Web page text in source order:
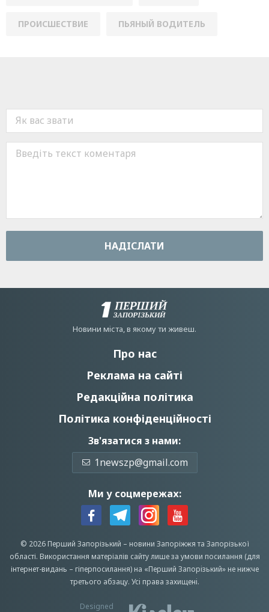
ПРОИСШЕСТВИЕ ПЬЯНЫЙ ВОДИТЕЛЬ
НАДIСЛАТИ
Новини мiста, в якому ти живеш.
Про нас
Реклама на сайті
Редакційна політика
Політика конфіденційності
Зв'язатися з нами:
1newszp@gmail.com
Ми у соцмережах:
© 2026 Перший Запорізький – новини Запоріжжята Запорізької
області. Використання матеріалів сайту лише за умови посилання (для
інтернет-видань – гіперпосилання) на «Перший Запорiзький» не нижче
третього абзацу. Усi права захищенi.
Designed